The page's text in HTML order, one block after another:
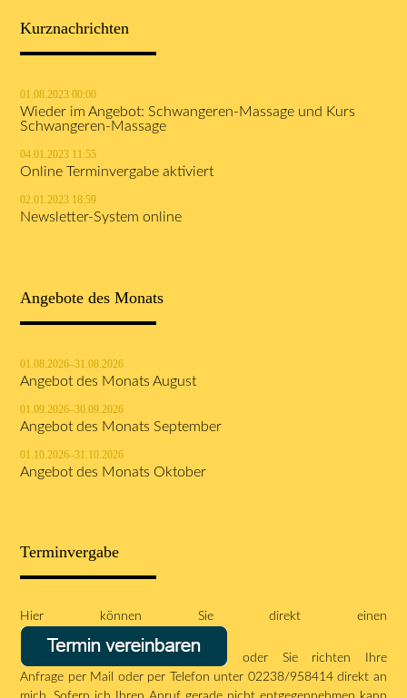
Kurznachrichten
01.08.2023 00:00
Wieder im Angebot: Schwangeren-Massage und Kurs
Schwangeren-Massage
04.01.2023 11:55
Online Terminvergabe aktiviert
02.01.2023 18:59
Newsletter-System online
Angebote des Monats
01.08.2026–31.08.2026
Angebot des Monats August
01.09.2026–30.09.2026
Angebot des Monats September
01.10.2026–31.10.2026
Angebot des Monats Oktober
Terminvergabe
Hier können Sie direkt einen
oder Sie richten Ihre
Anfrage per Mail oder per Telefon unter 02238/958414 direkt an